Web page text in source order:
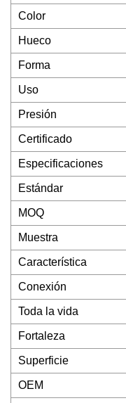
Color
Hueco
Forma
Uso
Presión
Certificado
Especificaciones
Estándar
MOQ
Muestra
Característica
Conexión
Toda la vida
Fortaleza
Superficie
OEM